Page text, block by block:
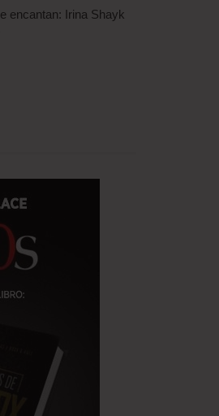
encantan: Irina Shayk